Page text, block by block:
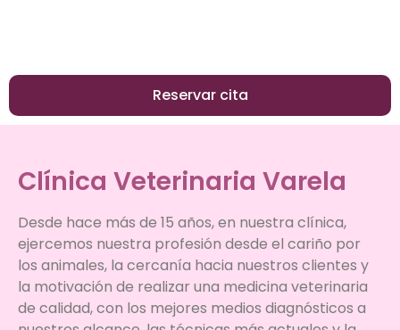
Reservar cita
Clínica Veterinaria Varela
Desde hace más de 15 años, en nuestra clínica,
ejercemos nuestra profesión desde el cariño por
los animales, la cercanía hacia nuestros clientes y
la motivación de realizar una medicina veterinaria
de calidad, con los mejores medios diagnósticos a